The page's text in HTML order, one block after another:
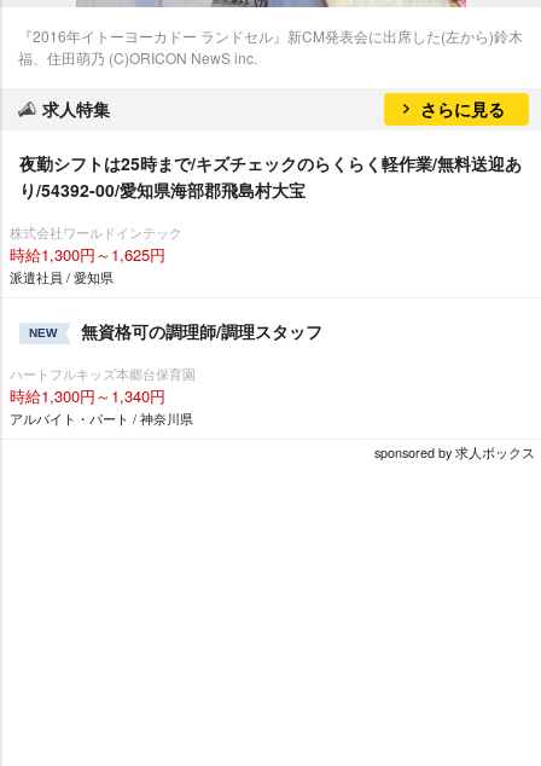
『2016年イトーヨーカドー ランドセル』新CM発表会に出席した(左から)鈴木
福、住田萌乃 (C)ORICON NewS inc.
求人特集 さらに見る
夜勤シフトは25時まで/キズチェックのらくらく軽作業/無料送迎あ
り/54392-00/愛知県海部郡飛島村大宝
株式会社ワールドインテック
時給1,300円～1,625円
派遣社員 / 愛知県
NEW 無資格可の調理師/調理スタッフ
ハートフルキッズ本郷台保育園
時給1,300円～1,340円
アルバイト・パート / 神奈川県
sponsored by 求人ボックス